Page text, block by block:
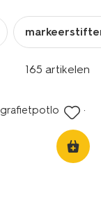
165 artikelen
grafietpotloden -